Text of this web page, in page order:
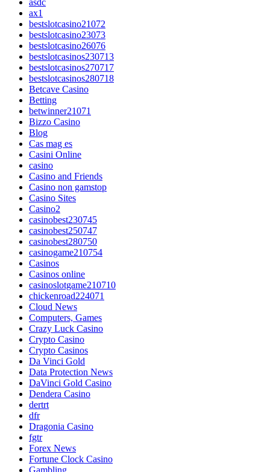
asdc
ax1
bestslotcasino21072
bestslotcasino23073
bestslotcasino26076
bestslotcasinos230713
bestslotcasinos270717
bestslotcasinos280718
Betcave Casino
Betting
betwinner21071
Bizzo Casino
Blog
Cas mag es
Casini Online
casino
Casino and Friends
Casino non gamstop
Casino Sites
Casino2
casinobest230745
casinobest250747
casinobest280750
casinogame210754
Casinos
Casinos online
casinoslotgame210710
chickenroad224071
Cloud News
Computers, Games
Crazy Luck Casino
Crypto Casino
Crypto Casinos
Da Vinci Gold
Data Protection News
DaVinci Gold Casino
Dendera Casino
dertrt
dfr
Dragonia Casino
fgtr
Forex News
Fortune Clock Casino